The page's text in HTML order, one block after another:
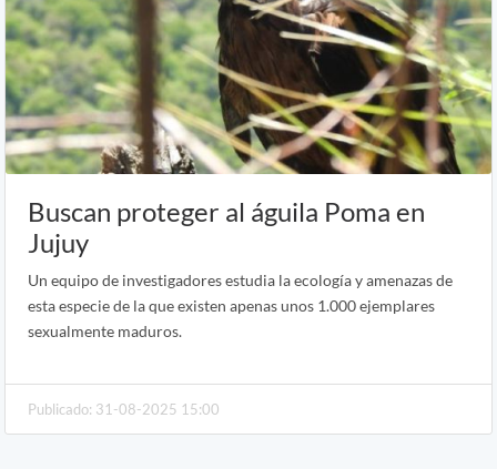
Buscan proteger al águila Poma en
Jujuy
Un equipo de investigadores estudia la ecología y amenazas de
esta especie de la que existen apenas unos 1.000 ejemplares
sexualmente maduros.
Publicado: 31-08-2025 15:00